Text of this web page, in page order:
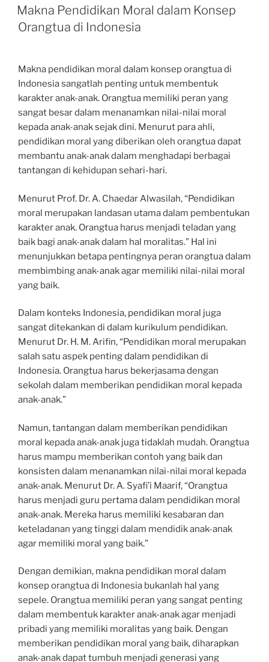
ON
Makna Pendidikan Moral dalam Konsep
Orangtua di Indonesia
Makna pendidikan moral dalam konsep orangtua di
Indonesia sangatlah penting untuk membentuk
karakter anak-anak. Orangtua memiliki peran yang
sangat besar dalam menanamkan nilai-nilai moral
kepada anak-anak sejak dini. Menurut para ahli,
pendidikan moral yang diberikan oleh orangtua dapat
membantu anak-anak dalam menghadapi berbagai
tantangan di kehidupan sehari-hari.
Menurut Prof. Dr. A. Chaedar Alwasilah, “Pendidikan
moral merupakan landasan utama dalam pembentukan
karakter anak. Orangtua harus menjadi teladan yang
baik bagi anak-anak dalam hal moralitas.” Hal ini
menunjukkan betapa pentingnya peran orangtua dalam
membimbing anak-anak agar memiliki nilai-nilai moral
yang baik.
Dalam konteks Indonesia, pendidikan moral juga
sangat ditekankan di dalam kurikulum pendidikan.
Menurut Dr. H. M. Arifin, “Pendidikan moral merupakan
salah satu aspek penting dalam pendidikan di
Indonesia. Orangtua harus bekerjasama dengan
sekolah dalam memberikan pendidikan moral kepada
anak-anak.”
Namun, tantangan dalam memberikan pendidikan
moral kepada anak-anak juga tidaklah mudah. Orangtua
harus mampu memberikan contoh yang baik dan
konsisten dalam menanamkan nilai-nilai moral kepada
anak-anak. Menurut Dr. A. Syafi’i Maarif, “Orangtua
harus menjadi guru pertama dalam pendidikan moral
anak-anak. Mereka harus memiliki kesabaran dan
keteladanan yang tinggi dalam mendidik anak-anak
agar memiliki moral yang baik.”
Dengan demikian, makna pendidikan moral dalam
konsep orangtua di Indonesia bukanlah hal yang
sepele. Orangtua memiliki peran yang sangat penting
dalam membentuk karakter anak-anak agar menjadi
pribadi yang memiliki moralitas yang baik. Dengan
memberikan pendidikan moral yang baik, diharapkan
anak-anak dapat tumbuh menjadi generasi yang